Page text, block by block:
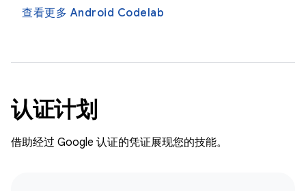
查看更多 Android Codelab
认证计划
借助经过 Google 认证的凭证展现您的技能。